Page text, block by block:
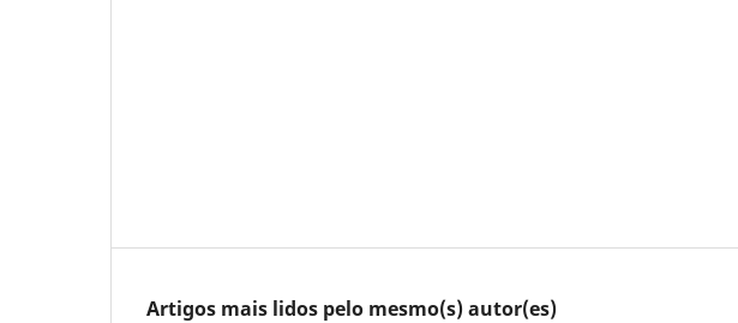
Artigos mais lidos pelo mesmo(s) autor(es)